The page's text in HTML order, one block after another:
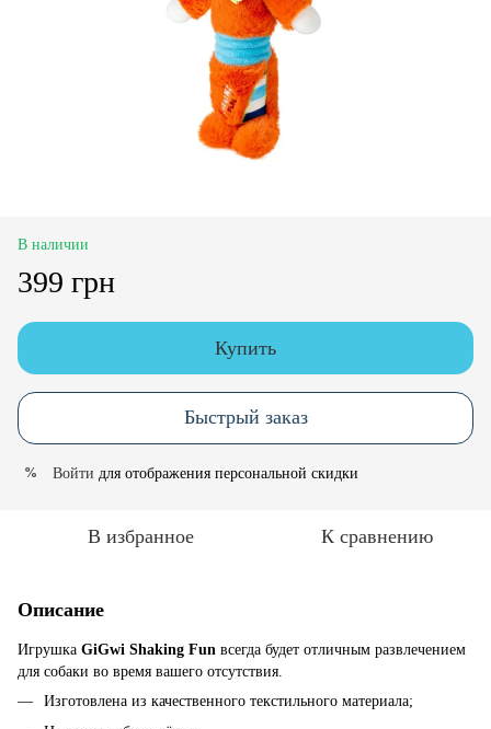
В наличии
399 грн
Купить
Быстрый заказ
% Войти для отображения персональной скидки
В избранное К сравнению
Описание
Игрушка GiGwi Shaking Fun всегда будет отличным развлечением
для собаки во время вашего отсутствия.
Изготовлена из качественного текстильного материала;